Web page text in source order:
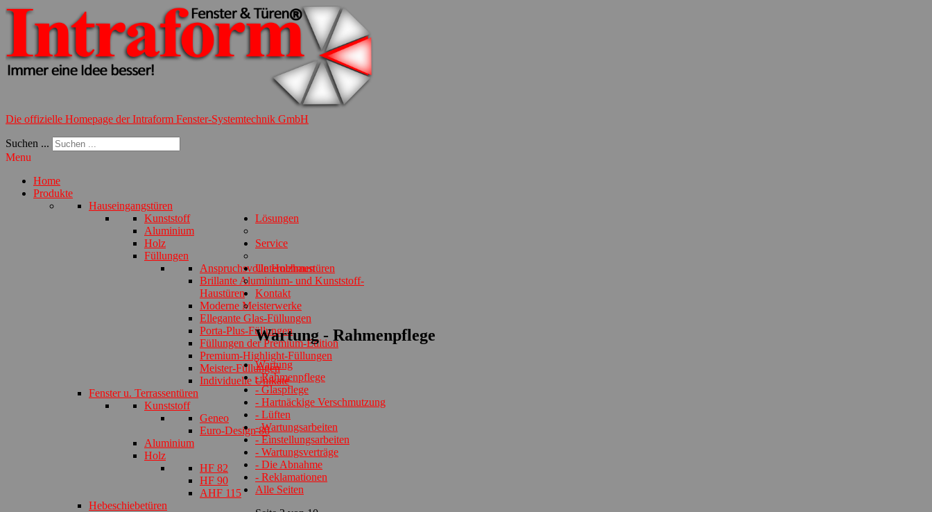
Die offizielle Homepage der Intraform Fenster-Systemtechnik GmbH
Suchen ...
Menu
Home
Produkte
Hauseingangstüren
Kunststoff
Aluminium
Holz
Füllungen
Anspruchsvolle Holzhaustüren
Brillante Aluminium- und Kunststoff-
Haustüren
Moderne Meisterwerke
Ellegante Glas-Füllungen
Porta-Plus-Füllungen
Füllungen der Premium-Edition
Premium-Highlight-Füllungen
Meister-Füllungen
Individuelle Unikate
Fenster u. Terrassentüren
Kunststoff
Geneo
Euro-Design 86
Aluminium
Holz
HF 82
HF 90
AHF 115
Hebeschiebetüren
Lösungen
Service
Unternehmen
Kontakt
Wartung - Rahmenpflege
Wartung
- Rahmenpflege
- Glaspflege
- Hartnäckige Verschmutzung
- Lüften
- Wartungsarbeiten
- Einstellungsarbeiten
- Wartungsverträge
- Die Abnahme
- Reklamationen
Alle Seiten